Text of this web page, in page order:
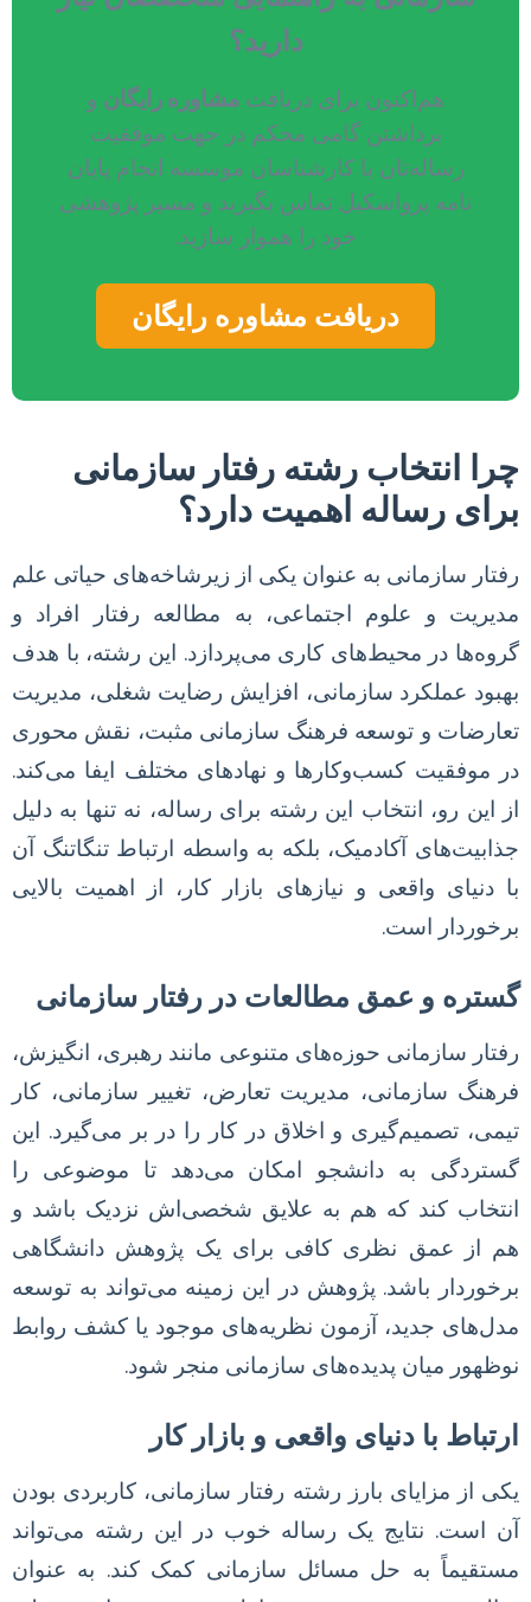
دارید؟
هم‌اکنون برای دریافت مشاوره رایگان و
برداشتن گامی محکم در جهت موفقیت
رساله‌تان با کارشناسان موسسه انجام پایان
نامه پرواسکیل تماس بگیرید و مسیر پژوهشی
خود را هموار سازید.
دریافت مشاوره رایگان
چرا انتخاب رشته رفتار سازمانی
برای رساله اهمیت دارد؟
رفتار سازمانی به عنوان یکی از زیرشاخه‌های حیاتی علم
مدیریت و علوم اجتماعی، به مطالعه رفتار افراد و
گروه‌ها در محیط‌های کاری می‌پردازد. این رشته، با هدف
بهبود عملکرد سازمانی، افزایش رضایت شغلی، مدیریت
تعارضات و توسعه فرهنگ سازمانی مثبت، نقش محوری
در موفقیت کسب‌وکارها و نهادهای مختلف ایفا می‌کند.
از این رو، انتخاب این رشته برای رساله، نه تنها به دلیل
جذابیت‌های آکادمیک، بلکه به واسطه ارتباط تنگاتنگ آن
با دنیای واقعی و نیازهای بازار کار، از اهمیت بالایی
برخوردار است.
گستره و عمق مطالعات در رفتار سازمانی
رفتار سازمانی حوزه‌های متنوعی مانند رهبری، انگیزش،
فرهنگ سازمانی، مدیریت تعارض، تغییر سازمانی، کار
تیمی، تصمیم‌گیری و اخلاق در کار را در بر می‌گیرد. این
گستردگی به دانشجو امکان می‌دهد تا موضوعی را
انتخاب کند که هم به علایق شخصی‌اش نزدیک باشد و
هم از عمق نظری کافی برای یک پژوهش دانشگاهی
برخوردار باشد. پژوهش در این زمینه می‌تواند به توسعه
مدل‌های جدید، آزمون نظریه‌های موجود یا کشف روابط
نوظهور میان پدیده‌های سازمانی منجر شود.
ارتباط با دنیای واقعی و بازار کار
یکی از مزایای بارز رشته رفتار سازمانی، کاربردی بودن
آن است. نتایج یک رساله خوب در این رشته می‌تواند
مستقیماً به حل مسائل سازمانی کمک کند. به عنوان